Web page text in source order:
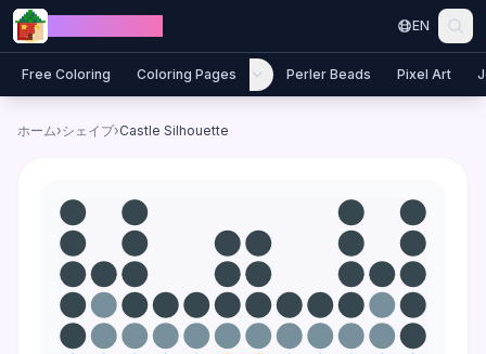
Skip to content
EN
Free Coloring Coloring Pages Perler Beads Pixel Art
ホーム›シェイプ›Castle Silhouette